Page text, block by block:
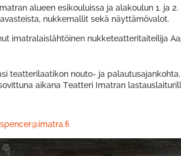
alueen esikouluissa ja alakoulun 1. ja
nukkemallit sekä näyttämövalot.
imatralaislähtöinen nukketeatteritaiteilija
teatterilaatikon nouto- ja palautusajankohta.
aikana Teatteri Imatran